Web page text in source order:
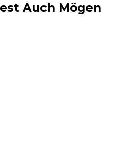
Auch Mögen